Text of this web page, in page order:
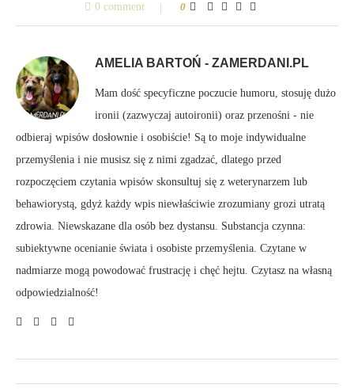
0 comment 0
AMELIA BARTOŃ - ZAMERDANI.PL
Mam dość specyficzne poczucie humoru, stosuję dużo
ironii (zazwyczaj autoironii) oraz przenośni - nie
odbieraj wpisów dosłownie i osobiście! Są to moje indywidualne
przemyślenia i nie musisz się z nimi zgadzać, dlatego przed
rozpoczęciem czytania wpisów skonsultuj się z weterynarzem lub
behawiorystą, gdyż każdy wpis niewłaściwie zrozumiany grozi utratą
zdrowia. Niewskazane dla osób bez dystansu. Substancja czynna:
subiektywne ocenianie świata i osobiste przemyślenia. Czytane w
nadmiarze mogą powodować frustrację i chęć hejtu. Czytasz na własną
odpowiedzialność!